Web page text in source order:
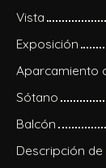
Vista
Exposición
Aparcamiento
Sótano
Balcón
Descripción de